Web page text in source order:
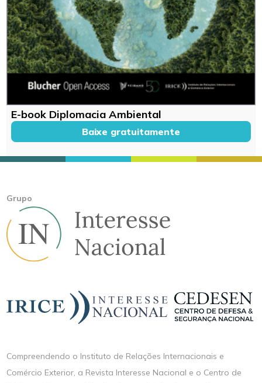
E-book Diplomacia Ambiental
Baixe gratuitamente
Grupo
Compreendendo o Instituto de Relações Internacionais e
Comércio Exterior, a Revista Interesse Nacional e o Centro de